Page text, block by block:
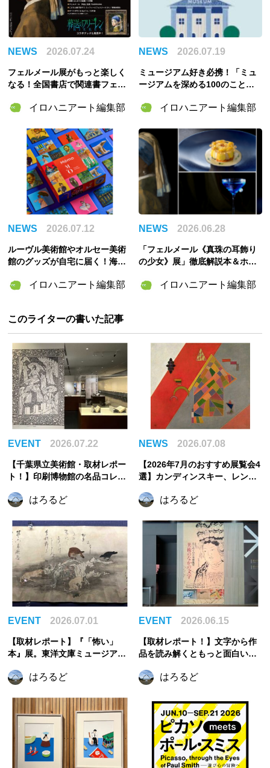
NEWS 2026.07.24
フェルメール展がもっと楽しく
なる！全国書店で関連書フェア
グッズ先行販売、ガイドブック
イロハニアート編集部
NEWS 2026.07.19
ミュージアム好き必携！「ミュ
ージアムを深める100のこと
イロハニアート編集部
NEWS 2026.07.12
ルーヴル美術館やオルセー美術
館のグッズが自宅に届く！海外
サイト「Museum Box」がオー
イロハニアート編集部
NEWS 2026.06.28
「フェルメール《真珠の耳飾り
の少女》展」徹底解説本＆ホテ
イロハニアート編集部
このライターの書いた記事
EVENT 2026.07.22
【千葉県立美術館・取材レポー
ト！】印刷博物館の名品コレク
世界
はろるど
NEWS 2026.07.08
【2026年7月のおすすめ展覧会4
選】カンディンスキー、レンブ
つわの美へ。夏に訪れたい注目
はろるど
EVENT 2026.07.01
【取材レポート】『「怖い」
本』展。東洋文庫ミュージアム
い」
はろるど
EVENT 2026.06.15
【取材レポート！】文字から作
品を読み解くともっと面白い。
のなかの文字―』｜根津美術館
はろるど